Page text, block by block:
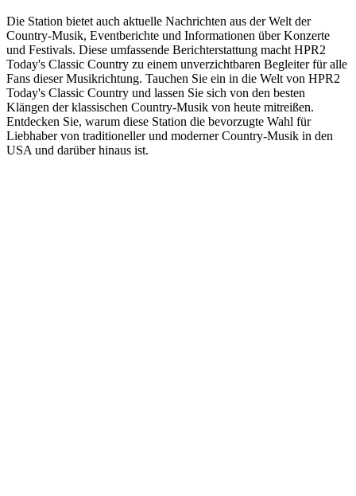
Die Station bietet auch aktuelle Nachrichten aus der Welt der
Country-Musik, Eventberichte und Informationen über Konzerte
und Festivals. Diese umfassende Berichterstattung macht HPR2
Today's Classic Country zu einem unverzichtbaren Begleiter für alle
Fans dieser Musikrichtung. Tauchen Sie ein in die Welt von HPR2
Today's Classic Country und lassen Sie sich von den besten
Klängen der klassischen Country-Musik von heute mitreißen.
Entdecken Sie, warum diese Station die bevorzugte Wahl für
Liebhaber von traditioneller und moderner Country-Musik in den
USA und darüber hinaus ist.